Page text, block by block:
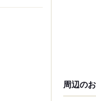
周辺の